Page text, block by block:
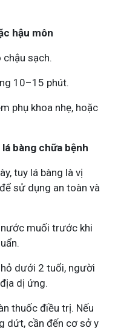
hậu môn
sạch.
10–15 phút.
phụ khoa nhẹ, hoặc
bàng chữa bệnh
tuy lá bàng là vị
sử dụng an toàn và
muối trước khi
dưới 2 tuổi, người
dị ứng.
thuốc điều trị. Nếu
dứt, cần đến cơ sở y